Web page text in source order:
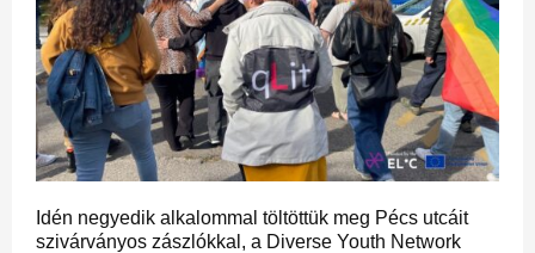
Idén negyedik alkalommal töltöttük meg Pécs utcáit
szivárványos zászlókkal, a Diverse Youth Network